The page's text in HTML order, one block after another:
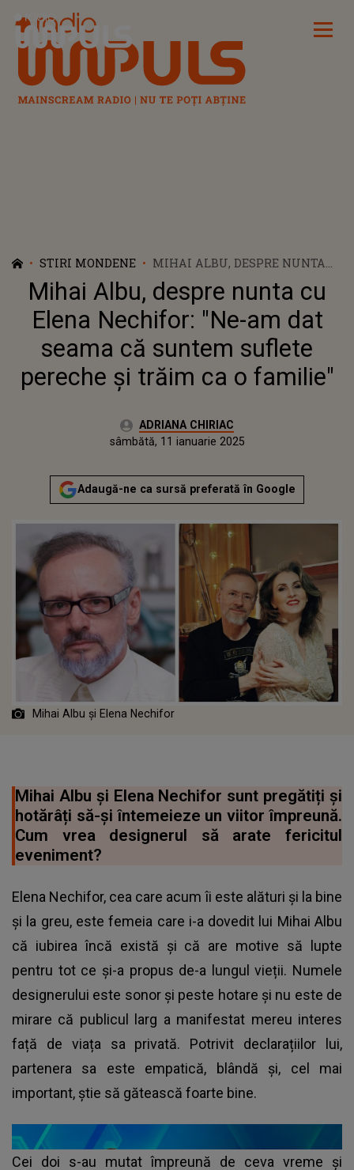
Radio Impuls
STIRI MONDENE
MIHAI ALBU, DESPRE NUNTA
CU ELENA NECHIFOR: "NE-AM
DAT SEAMA CĂ SUNTEM
SUFLETE PERECHE ȘI TRĂIM CA
O FAMILIE"
Mihai Albu, despre nunta cu
Elena Nechifor: "Ne-am dat
seama că suntem suflete
pereche și trăim ca o familie"
Autor:ADRIANA CHIRIAC
sâmbătă, 11 ianuarie 2025
Actualizat:
sâmbătă, 11 ianuarie 2025
Adaugă-ne ca sursă preferată în Google
Mihai Albu și Elena Nechifor
Mihai Albu și Elena Nechifor sunt pregătiți și
hotărâți să-și întemeieze un viitor împreună.
Cum vrea designerul să arate fericitul
eveniment?
Elena Nechifor, cea care acum îi este alături și la bine
și la greu, este femeia care i-a dovedit lui Mihai Albu
că iubirea încă există și că are motive să lupte
pentru tot ce și-a propus de-a lungul vieții. Numele
designerului este sonor și peste hotare și nu este de
mirare că publicul larg a manifestat mereu interes
față de viața sa privată. Potrivit declarațiilor lui,
partenera sa este empatică, blândă și, cel mai
important, știe să gătească foarte bine.
Cei doi s-au mutat împreună de ceva vreme și